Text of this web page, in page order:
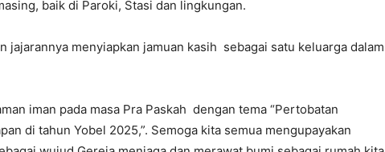
baik di Paroki, Stasi dan lingkungan.
jajarannya menyiapkan jamuan kasih sebagai satu keluarga dalam
iman pada masa Pra Paskah dengan tema “Pertobatan
di tahun Yobel 2025,”. Semoga kita semua mengupayakan